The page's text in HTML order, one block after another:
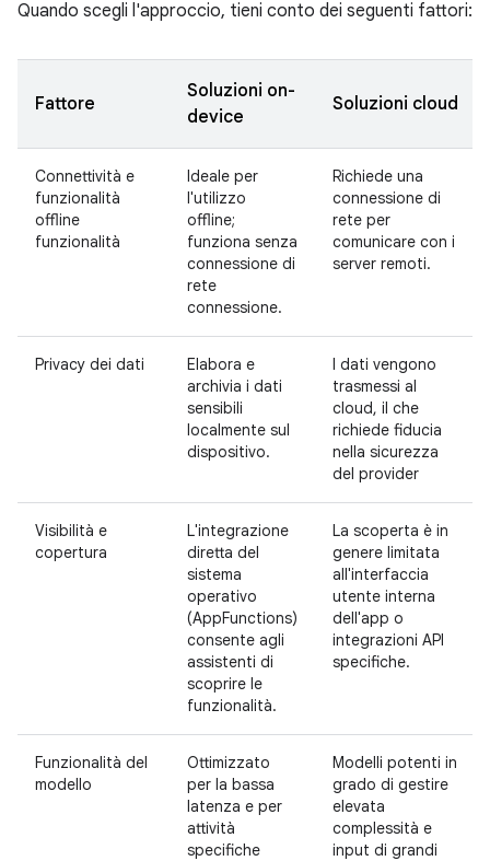
Quando scegli l'approccio, tieni conto dei seguenti fattori:
Fattore
Soluzioni on-
device
Soluzioni cloud
Connettività e
funzionalità
offline
funzionalità
Ideale per
l'utilizzo
offline;
funziona senza
connessione di
rete
connessione.
Richiede una
connessione di
rete per
comunicare con i
server remoti.
Privacy dei dati
Elabora e
archivia i dati
sensibili
localmente sul
dispositivo.
I dati vengono
trasmessi al
cloud, il che
richiede fiducia
nella sicurezza
del provider
Visibilità e
copertura
L'integrazione
diretta del
sistema
operativo
(AppFunctions)
consente agli
assistenti di
scoprire le
funzionalità.
La scoperta è in
genere limitata
all'interfaccia
utente interna
dell'app o
integrazioni API
specifiche.
Funzionalità del
modello
Ottimizzato
per la bassa
latenza e per
attività
specifiche
Modelli potenti in
grado di gestire
elevata
complessità e
input di grandi